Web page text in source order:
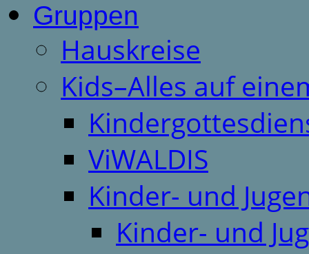
Gruppen
Hauskreise
Kids–Alles auf
ViWALDIS
Kinder- und
Kinder- und